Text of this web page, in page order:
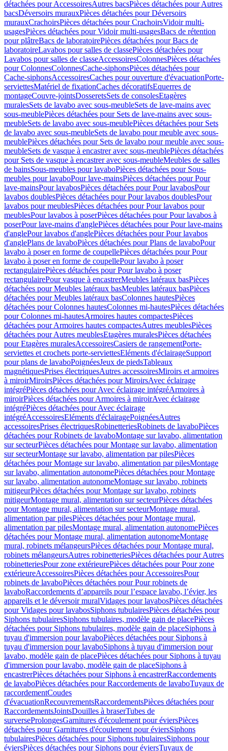
détachées pour AccessoiresAutres bacsPièces détachées pour Autres
bacsDéversoirs murauxPièces détachées pour Déversoirs
murauxCrachoirsPièces détachées pour CrachoirsVidoir multi-
usagesPièces détachées pour Vidoir multi-usagesBacs de rétention
pour plâtreBacs de laboratoirePièces détachées pour Bacs de
laboratoireLavabos pour salles de classePièces détachées pour
Lavabos pour salles de classeAccessoiresColonnesPièces détachées
pour ColonnesColonnesCache-siphonsPièces détachées pour
Cache-siphonsAccessoiresCaches pour ouverture d'évacuationPorte-
serviettesMatériel de fixationCaches décoratifsEquerres de
montageCouvre-jointsDosseretsSets de consolesEtagères
muralesSets de lavabo avec sous-meubleSets de lave-mains avec
sous-meublePièces détachées pour Sets de lave-mains avec sous-
meubleSets de lavabo avec sous-meublePièces détachées pour Sets
de lavabo avec sous-meubleSets de lavabo pour meuble avec sous-
meublePièces détachées pour Sets de lavabo pour meuble avec sous-
meubleSets de vasque à encastrer avec sous-meublePièces détachées
pour Sets de vasque à encastrer avec sous-meubleMeubles de salles
de bainsSous-meubles pour lavaboPièces détachées pour Sous-
meubles pour lavaboPour lave-mainsPièces détachées pour Pour
lave-mainsPour lavabosPièces détachées pour Pour lavabosPour
lavabos doublesPièces détachées pour Pour lavabos doublesPour
lavabos pour meublesPièces détachées pour Pour lavabos pour
meublesPour lavabos à poserPièces détachées pour Pour lavabos à
poserPour lave-mains d'anglePièces détachées pour Pour lave-mains
d'anglePour lavabos d'anglePièces détachées pour Pour lavabos
d'anglePlans de lavaboPièces détachées pour Plans de lavaboPour
lavabo à poser en forme de coupellePièces détachées pour Pour
lavabo à poser en forme de coupellePour lavabo à poser
rectangulairePièces détachées pour Pour lavabo à poser
rectangulairePour vasque à encastrerMeubles latéraux basPièces
détachées pour Meubles latéraux basMeubles latéraux basPièces
détachées pour Meubles latéraux basColonnes hautesPièces
détachées pour Colonnes hautesColonnes mi-hautesPièces détachées
pour Colonnes mi-hautesArmoires hautes compactesPièces
détachées pour Armoires hautes compactesAutres meublesPièces
détachées pour Autres meublesEtagères muralesPièces détachées
pour Etagères muralesAccessoiresCasiers de rangementPorte-
serviettes et crochets porte-serviettesEléments d'éclairageSupport
pour plans de lavaboPoignéesJeux de piedsTableaux
magnétiquesPrises électriquesAutres accessoiresMiroirs et armoires
à miroirMiroirsPièces détachées pour MiroirsAvec éclairage
intégréPièces détachées pour Avec éclairage intégréArmoires à
miroirPièces détachées pour Armoires à miroirAvec éclairage
intégréPièces détachées pour Avec éclairage
intégréAccessoiresEléments d'éclairagePoignéesAutres
accessoiresPrises électriquesRobinetteriesRobinets de lavaboPièces
détachées pour Robinets de lavaboMontage sur lavabo, alimentation
sur secteurPièces détachées pour Montage sur lavabo, alimentation
sur secteurMontage sur lavabo, alimentation par pilesPièces
détachées pour Montage sur lavabo, alimentation par pilesMontage
sur lavabo, alimentation autonomePièces détachées pour Montage
sur lavabo, alimentation autonomeMontage sur lavabo, robinets
mitigeurPièces détachées pour Montage sur lavabo, robinets
mitigeurMontage mural, alimentation sur secteurPièces détachées
pour Montage mural, alimentation sur secteurMontage mural,
alimentation par pilesPièces détachées pour Montage mural,
alimentation par pilesMontage mural, alimentation autonomePièces
détachées pour Montage mural, alimentation autonomeMontage
mural, robinets mélangeursPièces détachées pour Montage mural,
robinets mélangeursAutres robinetteriesPièces détachées pour Autres
robinetteriesPour zone extérieurePièces détachées pour Pour zone
extérieureAccessoiresPièces détachées pour AccessoiresPour
robinets de lavaboPièces détachées pour Pour robinets de
lavaboRaccordements d’appareils pour l’espace lavabo, l’évier, les
appareils et le déversoir muralVidages pour lavabosPièces détachées
pour Vidages pour lavabosSiphons tubulairesPièces détachées pour
Siphons tubulairesSiphons tubulaires, modèle gain de placePièces
détachées pour Siphons tubulaires, modèle gain de placeSiphons à
tuyau d'immersion pour lavaboPièces détachées pour Siphons à
tuyau d'immersion pour lavaboSiphons à tuyau d'immersion pour
lavabo, modèle gain de placePièces détachées pour Siphons à tuyau
d'immersion pour lavabo, modèle gain de placeSiphons à
encastrerPièces détachées pour Siphons à encastrerRaccordements
de lavaboPièces détachées pour Raccordements de lavaboTuyaux de
raccordementCoudes
d'évacuationRecouvrementsRaccordementsPièces détachées pour
RaccordementsJointsDouilles à braserTubes de
surverseProlongesGarnitures d'écoulement pour éviersPièces
détachées pour Garnitures d'écoulement pour éviersSiphons
tubulairesPièces détachées pour Siphons tubulairesSiphons pour
éviersPièces détachées pour Siphons pour éviersTuyaux de